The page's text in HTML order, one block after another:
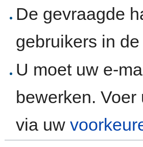
De gevraagde
gebruikers in
U moet uw e-
bewerken.
via uw